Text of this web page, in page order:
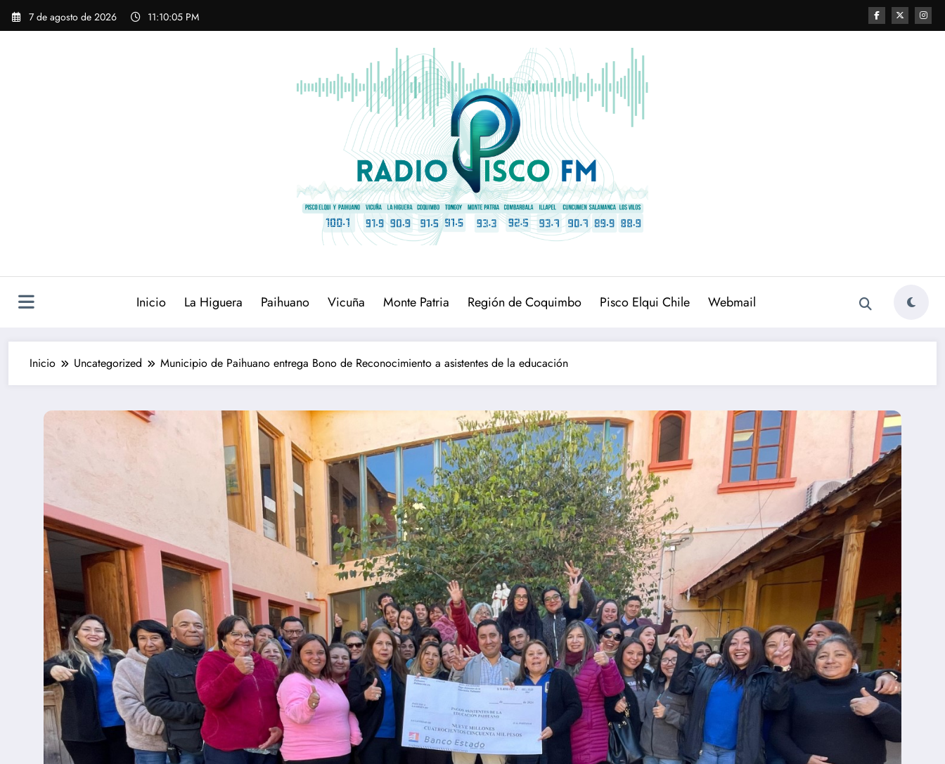
Saltar
7 de agosto de 2026 11:10:07 PM
Inicio La Higuera Paihuano Vicuña Monte Patria Región de Coquimbo Pisco Elqui Chile Webmail
Inicio Uncategorized Municipio de Paihuano entrega Bono de Reconocimiento a asistentes de la educación